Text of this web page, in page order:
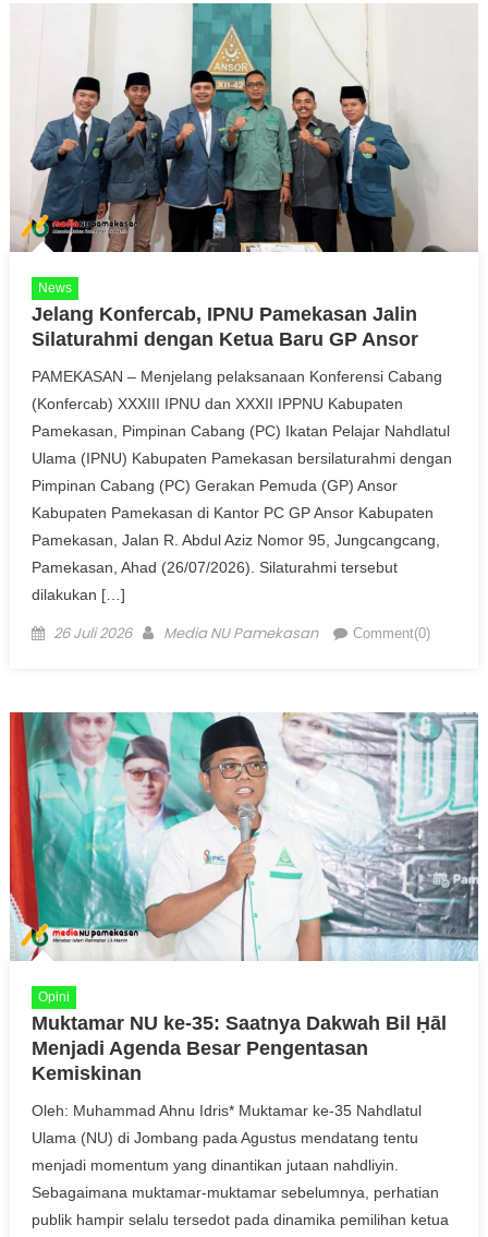
News
Jelang Konfercab, IPNU Pamekasan Jalin
Silaturahmi dengan Ketua Baru GP Ansor
PAMEKASAN – Menjelang pelaksanaan Konferensi Cabang
(Konfercab) XXXIII IPNU dan XXXII IPPNU Kabupaten
Pamekasan, Pimpinan Cabang (PC) Ikatan Pelajar Nahdlatul
Ulama (IPNU) Kabupaten Pamekasan bersilaturahmi dengan
Pimpinan Cabang (PC) Gerakan Pemuda (GP) Ansor
Kabupaten Pamekasan di Kantor PC GP Ansor Kabupaten
Pamekasan, Jalan R. Abdul Aziz Nomor 95, Jungcangcang,
Pamekasan, Ahad (26/07/2026). Silaturahmi tersebut
dilakukan […]
Posted on
26 Juli 2026 Author
Media NU Pamekasan Comment(0)
Opini
Muktamar NU ke-35: Saatnya Dakwah Bil Ḥāl
Menjadi Agenda Besar Pengentasan
Kemiskinan
Oleh: Muhammad Ahnu Idris* Muktamar ke-35 Nahdlatul
Ulama (NU) di Jombang pada Agustus mendatang tentu
menjadi momentum yang dinantikan jutaan nahdliyin.
Sebagaimana muktamar-muktamar sebelumnya, perhatian
publik hampir selalu tersedot pada dinamika pemilihan ketua